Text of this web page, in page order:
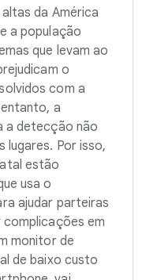
da América
a população
que levam ao
o
com a
a
a detecção não
lugares. Por isso,
estão
usa o
ajudar parteiras
em
monitor de
de baixo custo